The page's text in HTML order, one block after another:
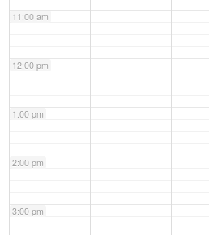
11:00 am
12:00 pm
1:00 pm
2:00 pm
3:00 pm